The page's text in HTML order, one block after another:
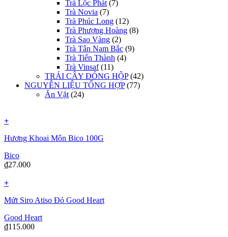
Trà Lộc Phát (7)
Trà Novia (7)
Trà Phúc Long (12)
Trà Phượng Hoàng (8)
Trà Sao Vàng (2)
Trà Tân Nam Bắc (9)
Trà Tiến Thành (4)
Trà Vinsaf (11)
TRÁI CÂY ĐÓNG HỘP (42)
NGUYÊN LIỆU TỔNG HỢP (77)
Ăn Vặt (24)
+
Hương Khoai Môn Bico 100G
Bico
₫27.000
+
Mứt Siro Atiso Đỏ Good Heart
Good Heart
₫115.000